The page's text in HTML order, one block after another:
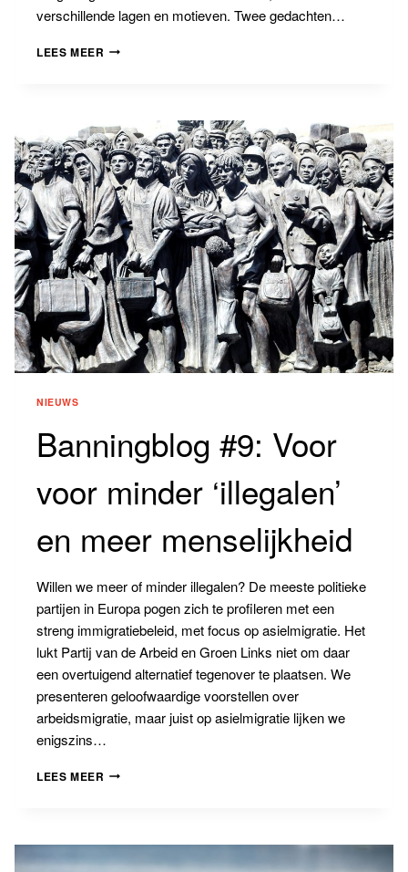
verschillende lagen en motieven. Twee gedachten…
LEES MEER BANNINGBLOG
HET
OPEN
EN
DIEPE
GESPREK.’
NIEUWS
Banningblog #9: Voor
voor minder ‘illegalen’
en meer menselijkheid
Willen we meer of minder illegalen? De meeste politieke
partijen in Europa pogen zich te profileren met een
streng immigratiebeleid, met focus op asielmigratie. Het
lukt Partij van de Arbeid en Groen Links niet om daar
een overtuigend alternatief tegenover te plaatsen. We
presenteren geloofwaardige voorstellen over
arbeidsmigratie, maar juist op asielmigratie lijken we
enigszins…
LEES MEER BANNINGBLOG
MINDER
‘ILLEGALEN’